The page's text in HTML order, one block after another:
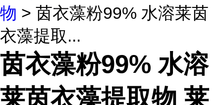
物 > 茵衣藻粉99% 水溶莱茵
衣藻提取...
茵衣藻粉99% 水溶
莱茵衣藻提取物 莱